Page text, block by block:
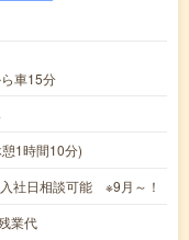
車15分
1時間10分)
社日相談可能 ※9月～！
業代